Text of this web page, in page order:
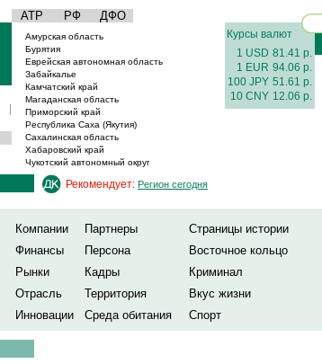
АТР РФ ДФО
|
Амурская область
Бурятия
Еврейская автономная область
Забайкалье
Камчатский край
Магаданская область
Приморский край
Республика Саха (Якутия)
Сахалинская область
Хабаровский край
Чукотский автономный округ
Курсы валют
1 USD 81.41 р.
1 EUR 94.06 р.
100 JPY 51.61 р.
10 CNY 12.06 р.
Рекомендует: Регион сегодня
Компании Партнеры
Страницы истории
Финансы Персона
Восточное кольцо
Рынки Кадры
Криминал
Отрасль Территория
Вкус жизни
Инновации Среда обитания Спорт